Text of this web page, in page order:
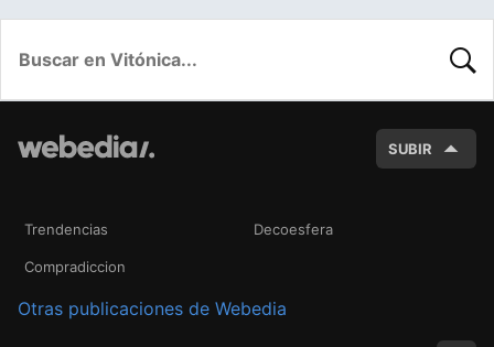
SUBIR
Trendencias Decoesfera
Compradiccion
Otras publicaciones de Webedia